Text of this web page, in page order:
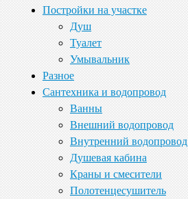
Постройки на участке
Душ
Туалет
Умывальник
Разное
Сантехника и водопровод
Ванны
Внешний водопровод
Внутренний водопровод
Душевая кабина
Краны и смесители
Полотенцесушитель